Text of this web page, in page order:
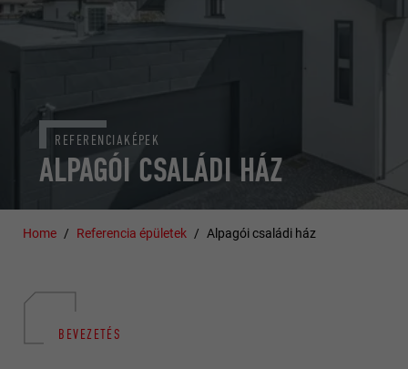
ALPAGÓI CSALÁDI HÁZ
REFERENCIAKÉPEK
Home Referencia épületek Alpagói családi ház
BEVEZETÉS